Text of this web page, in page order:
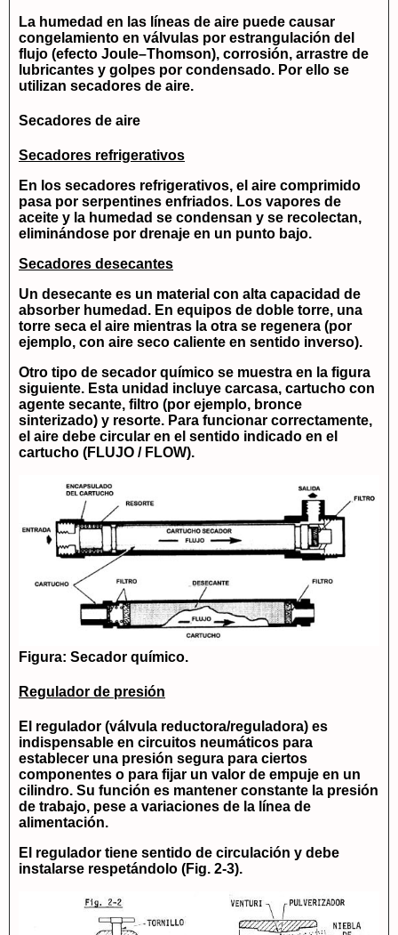
La humedad en las líneas de aire puede causar
congelamiento en válvulas por estrangulación del
flujo (efecto Joule–Thomson), corrosión, arrastre de
lubricantes y golpes por condensado. Por ello se
utilizan secadores de aire.
Secadores de aire
Secadores refrigerativos
En los secadores refrigerativos, el aire comprimido
pasa por serpentines enfriados. Los vapores de
aceite y la humedad se condensan y se recolectan,
eliminándose por drenaje en un punto bajo.
Secadores desecantes
Un desecante es un material con alta capacidad de
absorber humedad. En equipos de doble torre, una
torre seca el aire mientras la otra se regenera (por
ejemplo, con aire seco caliente en sentido inverso).
Otro tipo de secador químico se muestra en la figura
siguiente. Esta unidad incluye carcasa, cartucho con
agente secante, filtro (por ejemplo, bronce
sinterizado) y resorte. Para funcionar correctamente,
el aire debe circular en el sentido indicado en el
cartucho (FLUJO / FLOW).
Figura: Secador químico.
Regulador de presión
El regulador (válvula reductora/reguladora) es
indispensable en circuitos neumáticos para
establecer una presión segura para ciertos
componentes o para fijar un valor de empuje en un
cilindro. Su función es mantener constante la presión
de trabajo, pese a variaciones de la línea de
alimentación.
El regulador tiene sentido de circulación y debe
instalarse respetándolo (Fig. 2-3).